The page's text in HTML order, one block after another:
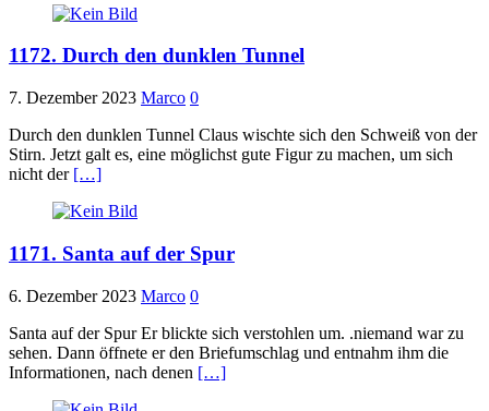
1172. Durch den dunklen Tunnel
7. Dezember 2023 Marco 0
Durch den dunklen Tunnel Claus wischte sich den Schweiß von der
Stirn. Jetzt galt es, eine möglichst gute Figur zu machen, um sich
nicht der […]
1171. Santa auf der Spur
6. Dezember 2023 Marco 0
Santa auf der Spur Er blickte sich verstohlen um. .niemand war zu
sehen. Dann öffnete er den Briefumschlag und entnahm ihm die
Informationen, nach denen […]